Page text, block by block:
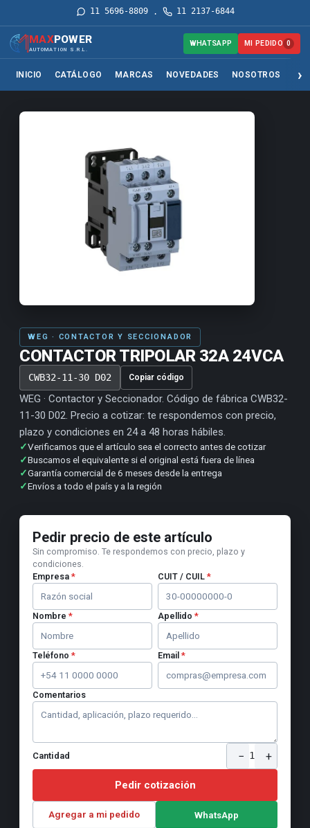
11 5696-8809· 11 2137-6844
MAXPOWER
AUTOMATION S.R.L.
INICIO CATÁLOGO MARCAS NOVEDADES NOSOTROS
WHATSAPP MI PEDIDO 0
WEG · CONTACTOR Y SECCIONADOR
CONTACTOR TRIPOLAR 32A 24VCA
CWB32-11-30 D02 Copiar código
WEG · Contactor y Seccionador. Código de fábrica CWB32-
11-30 D02. Precio a cotizar: te respondemos con precio,
plazo y condiciones en 24 a 48 horas hábiles.
✓Verificamos que el artículo sea el correcto antes de cotizar
✓Buscamos el equivalente si el original está fuera de línea
✓Garantía comercial de 6 meses desde la entrega
✓Envíos a todo el país y a la región
Pedir precio de este artículo
Sin compromiso. Te respondemos con precio, plazo y
condiciones.
Empresa * CUIT / CUIL *
Nombre * Apellido *
Teléfono * Email *
Comentarios
Cantidad − 1 +
Pedir cotización
Agregar a mi pedido WhatsApp